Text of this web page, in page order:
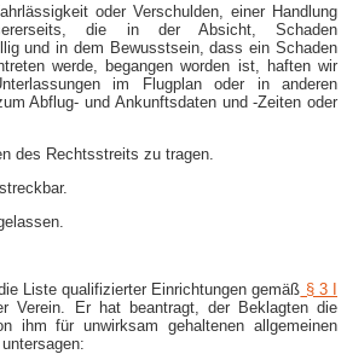
oder Verschulden, einer Handlung
die in der Absicht, Schaden
und in dem Bewusstsein, dass ein Schaden
werde, begangen worden ist, haften wir
im Flugplan oder in anderen
Abflug- und Ankunftsdaten und -Zeiten oder
des Rechtsstreits zu tragen.
Liste qualifizierter Einrichtungen gemäß § 3 I
Verein. Er hat beantragt, der Beklagten die
ihm für unwirksam gehaltenen allgemeinen